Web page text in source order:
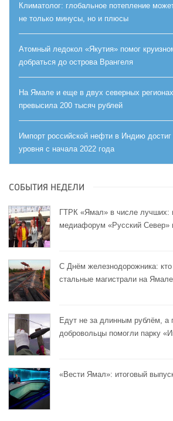
Климатолог: глобальное потепление
не только минусы, но и плюсы
Атомный ледокол «Якутия» помог
добраться до острова Врангеля
На Ямале и еще в двух северных
превысила 200 тысяч рублей
Импорт российской нефти в Индию достиг
уровня с начала 2022 года
СОБЫТИЯ НЕДЕЛИ
ГТРК «Ямал» в числе лучших:
медиафорум «Русский Север»
С Днём железнодорожника:
стальные магистрали на Ямале
Едут не за длинным рублём, а
добровольцы помогли парку
«Вести Ямал»: итоговый